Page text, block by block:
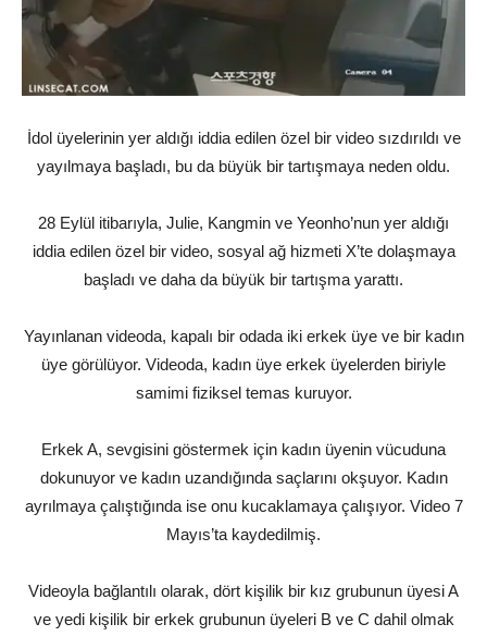
İdol üyelerinin yer aldığı iddia edilen özel bir video sızdırıldı ve
yayılmaya başladı, bu da büyük bir tartışmaya neden oldu.
28 Eylül itibarıyla, Julie, Kangmin ve Yeonho’nun yer aldığı
iddia edilen özel bir video, sosyal ağ hizmeti X’te dolaşmaya
başladı ve daha da büyük bir tartışma yarattı.
Yayınlanan videoda, kapalı bir odada iki erkek üye ve bir kadın
üye görülüyor. Videoda, kadın üye erkek üyelerden biriyle
samimi fiziksel temas kuruyor.
Erkek A, sevgisini göstermek için kadın üyenin vücuduna
dokunuyor ve kadın uzandığında saçlarını okşuyor. Kadın
ayrılmaya çalıştığında ise onu kucaklamaya çalışıyor. Video 7
Mayıs’ta kaydedilmiş.
Videoyla bağlantılı olarak, dört kişilik bir kız grubunun üyesi A
ve yedi kişilik bir erkek grubunun üyeleri B ve C dahil olmak